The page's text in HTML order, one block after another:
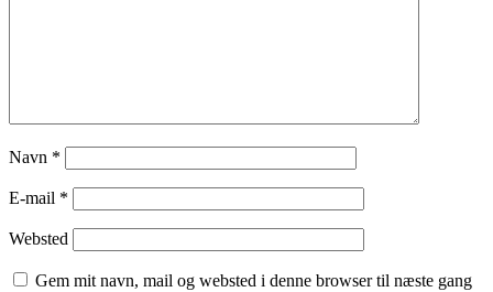
Navn *
E-mail *
Websted
Gem mit navn, mail og websted i denne browser til næste gang